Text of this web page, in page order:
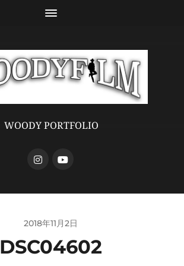
WOODY PORTFOLIO
2018年11月2日
DSC04602